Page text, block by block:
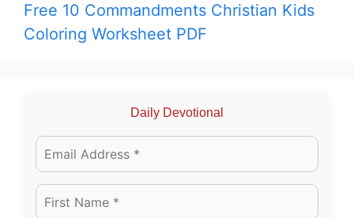
Free 10 Commandments Christian Kids
Coloring Worksheet PDF
Daily Devotional